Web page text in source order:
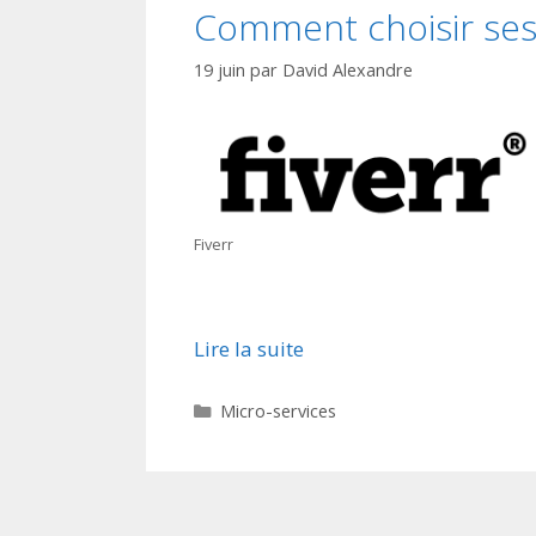
Comment choisir
19 juin par David Alexandre
Fiverr
Lire la suite
Catégories
Micro-services